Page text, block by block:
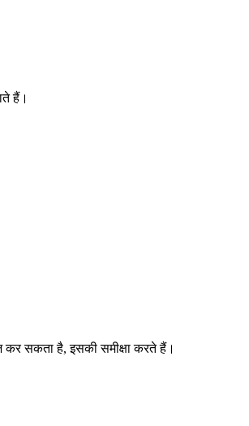
हैं।
कर सकता है, इसकी समीक्षा करते हैं।